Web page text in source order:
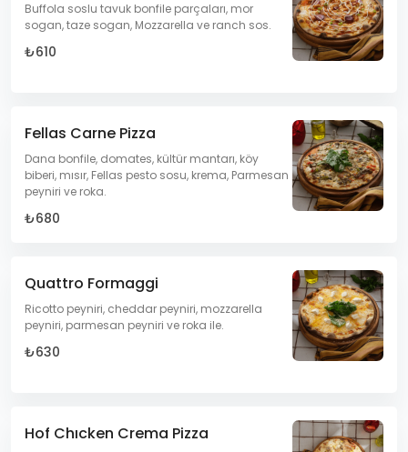
Buffola soslu tavuk bonfile parçaları, mor
sogan, taze sogan, Mozzarella ve ranch sos.
₺610
Fellas Carne Pizza
Dana bonfile, domates, kültür mantarı, köy
biberi, mısır, Fellas pesto sosu, krema, Parmesan
peyniri ve roka.
₺680
Quattro Formaggi
Ricotto peyniri, cheddar peyniri, mozzarella
peyniri, parmesan peyniri ve roka ile.
₺630
Hof Chıcken Crema Pizza